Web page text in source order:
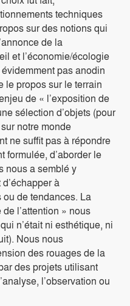
techniques
sur des notions qui
de la
et l’économie/écologie
pas anodin
le propos sur le terrain
de « l’exposition de
sélection d’objets (pour
notre monde
ne suffit pas à répondre
formulée, d’aborder le
nous a semblé y
à
ou de tendances. La
l’attention » nous
n’était ni esthétique, ni
Nous nous
des rouages de la
des projets utilisant
l’observation ou